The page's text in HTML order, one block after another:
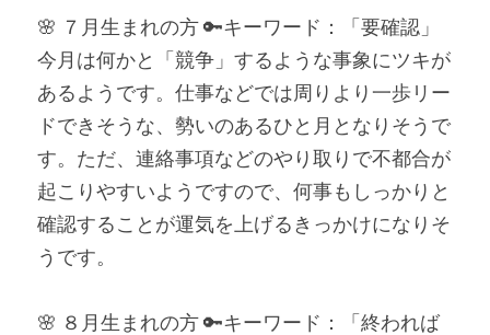
🌸 ７月生まれの方 🔑キーワード：「要確認」
今月は何かと「競争」するような事象にツキが
あるようです。仕事などでは周りより一歩リー
ドできそうな、勢いのあるひと月となりそうで
す。ただ、連絡事項などのやり取りで不都合が
起こりやすいようですので、何事もしっかりと
確認することが運気を上げるきっかけになりそ
うです。
🌸 ８月生まれの方 🔑キーワード：「終われば